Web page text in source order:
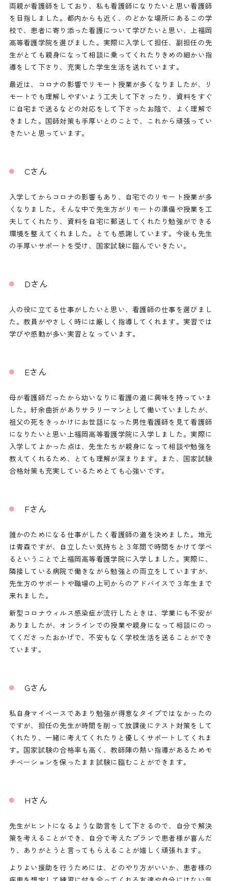
両親が看護師をしており、私も看護師になりたいと思い看護師
を目指しました。都内からも近く、のどかな場所にあるこの学
校で、患者に寄り添った看護について学びたいと思い、上福岡
高等看護学院を選びました。実際に入学して担任、副担任の先
生がとても親身になって相談に乗ってくれたりきめの細かい指
導をして下さり、充実した学生生活を送れています。
最近は、コロナの影響でリモート授業が多くなりましたが、リ
モートでも理解しやすいよう工夫して下さったり、資料をすぐ
に自宅まで送るなどの対応をして下さったお陰で、よく理解で
きました。国師対策も手厚いとのことで、これから頑張ってい
きたいと思っています。
Cさん
入学してからコロナの影響もあり、自宅でのリモート授業が多
くなりました。そんな中で先生方がリモートの準備や授業を工
夫してくれたり、資料を自宅に郵送してくれたり勉強ができる
環境を整えてくれました。とても感謝しています。今後も先生
の手厚いサポートを受け、国家試験に臨んでいきたい。
Dさん
人の役に立てる仕事がしたいと思い、看護師の仕事を選びまし
た。教員がやさしく時には厳しく指導してくれます。実習では
学びや感動が多い実習となっています。
Eさん
母が看護師だったから幼いなりに看護の道に興味を持っていま
した。紆余曲折がありサラリーマンとして働いていましたが、
祖父の死をきっかけにお世話になった男性看護師を見て看護師
になりたいと思い上福岡高等看護学院に入学しました。実際に
入学してよかった点は、先生たちが親身になって相談や勉強を
教えてくれるため、とても理解が深まります。また、国家試験
合格対策も充実しているためとても心強いです。
Fさん
誰かのためになる仕事がしたく看護師の道を決めました。地元
は青森ですが、自立したい気持ちと３年間で時間をかけて学べ
るということで上福岡高等看護学院に入学しました。実際に、
隣接している病院で働きながら勉強との両立をしていますが、
先生方のサポートや職場の上司からのアドバイスで３年生まで
来れました。
新型コロナウィルス感染症が流行したときは、学業にも不安が
ありましたが、オンラインでの授業や親身になって相談にのっ
てくださったおかげで、不安もなく学校生活を送ることができ
ています。
Gさん
私自身マイペースであまり勉強が得意なタイプではなかったの
ですが、担任の先生が時間を削って放課後にテスト対策をして
くれたり、一緒に考えてくれたりと優しくサポートしてくれま
す。国家試験の合格率も高く、教師陣の熱い指導があるためモ
チベーションを保ったまま試験に臨むことができます。
Hさん
先生がヒントになるような助言をして下さるので、自分で解決
策を考えることができ、自分で考えたプランで患者様が喜んだ
り、ありがとうと言ってもらえることが嬉しく頑張れます。
よりよい援助を行うためには、どのやり方がいいか、患者様の